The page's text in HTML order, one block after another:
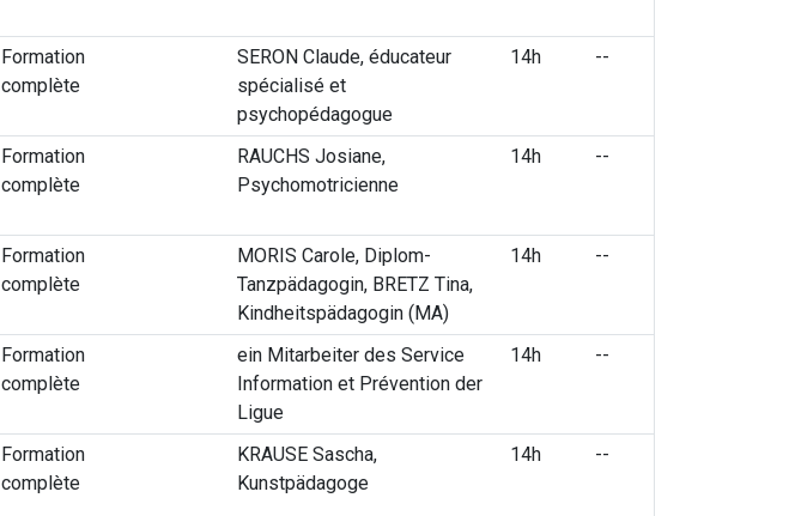
Formation
complète
SERON Claude, éducateur
spécialisé et
psychopédagogue
14h --
Formation
complète
RAUCHS Josiane,
Psychomotricienne
14h --
Formation
complète
MORIS Carole, Diplom-
Tanzpädagogin, BRETZ Tina,
Kindheitspädagogin (MA)
14h --
Formation
complète
ein Mitarbeiter des Service
Information et Prévention der
Ligue
14h --
Formation
complète
KRAUSE Sascha,
Kunstpädagoge
14h --